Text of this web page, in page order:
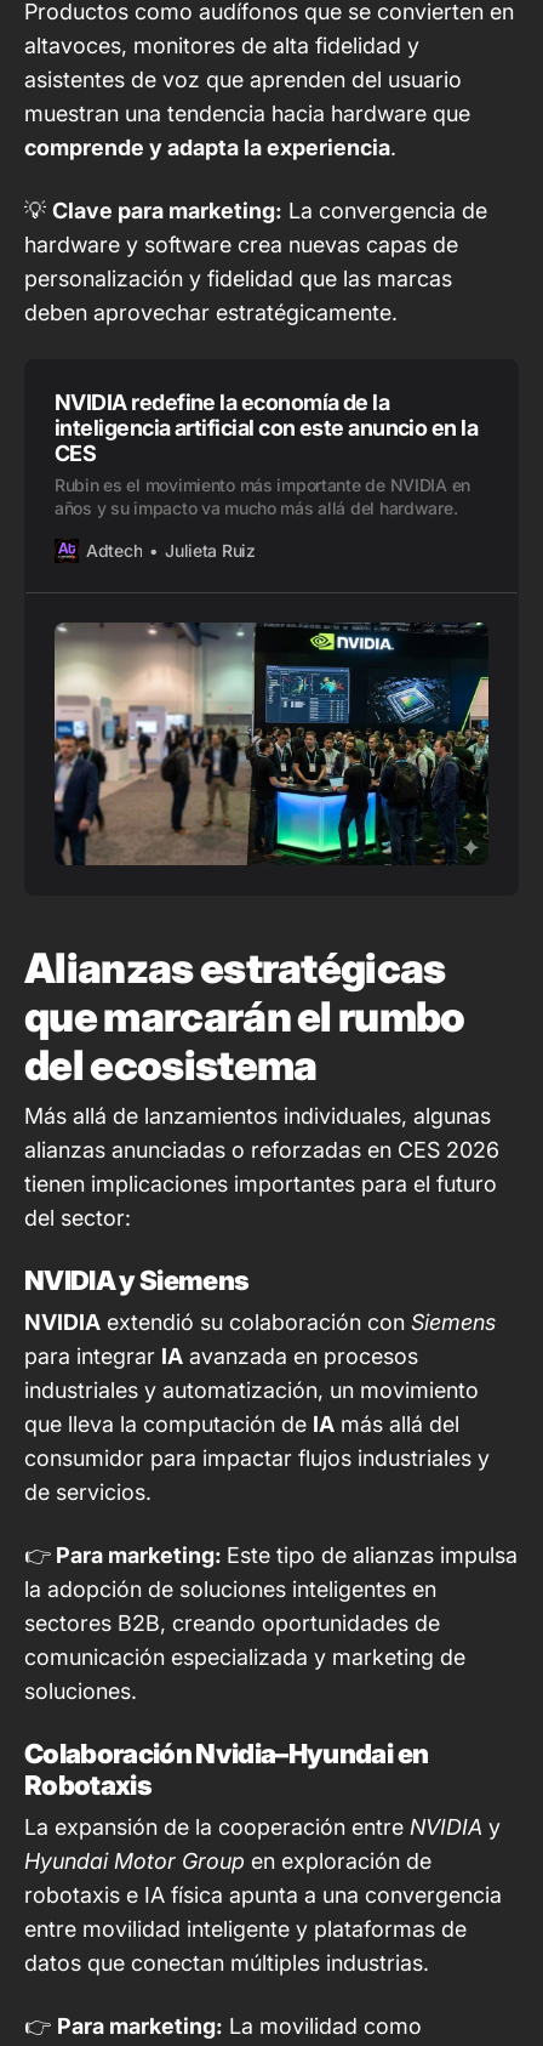
Productos como audífonos que se convierten en
altavoces, monitores de alta fidelidad y
asistentes de voz que aprenden del usuario
muestran una tendencia hacia hardware que
comprende y adapta la experiencia.
💡 Clave para marketing: La convergencia de
hardware y software crea nuevas capas de
personalización y fidelidad que las marcas
deben aprovechar estratégicamente.
NVIDIA redefine la economía de la
inteligencia artificial con este anuncio en la
CES
Rubin es el movimiento más importante de NVIDIA en
años y su impacto va mucho más allá del hardware.
Adtech Julieta Ruiz
Alianzas estratégicas
que marcarán el rumbo
del ecosistema
Más allá de lanzamientos individuales, algunas
alianzas anunciadas o reforzadas en CES 2026
tienen implicaciones importantes para el futuro
del sector:
NVIDIA y Siemens
NVIDIA extendió su colaboración con Siemens
para integrar IA avanzada en procesos
industriales y automatización, un movimiento
que lleva la computación de IA más allá del
consumidor para impactar flujos industriales y
de servicios.
👉 Para marketing: Este tipo de alianzas impulsa
la adopción de soluciones inteligentes en
sectores B2B, creando oportunidades de
comunicación especializada y marketing de
soluciones.
Colaboración Nvidia–Hyundai en
Robotaxis
La expansión de la cooperación entre NVIDIA y
Hyundai Motor Group en exploración de
robotaxis e IA física apunta a una convergencia
entre movilidad inteligente y plataformas de
datos que conectan múltiples industrias.
👉 Para marketing: La movilidad como